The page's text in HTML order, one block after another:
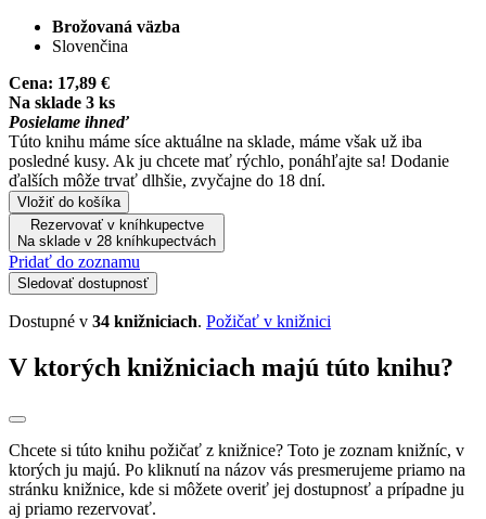
Brožovaná väzba
Slovenčina
Cena: 17,89 €
Na sklade 3 ks
Posielame ihneď
Túto knihu máme síce aktuálne na sklade, máme však už iba
posledné kusy. Ak ju chcete mať rýchlo, ponáhľajte sa! Dodanie
ďalších môže trvať dlhšie, zvyčajne do 18 dní.
Vložiť do košíka
Rezervovať v kníhkupectve
Na sklade v 28 kníhkupectvách
Pridať do zoznamu
Sledovať dostupnosť
Dostupné v 34 knižniciach. Požičať v knižnici
V ktorých knižniciach majú túto knihu?
Chcete si túto knihu požičať z knižnice? Toto je zoznam knižníc, v
ktorých ju majú. Po kliknutí na názov vás presmerujeme priamo na
stránku knižnice, kde si môžete overiť jej dostupnosť a prípadne ju
aj priamo rezervovať.